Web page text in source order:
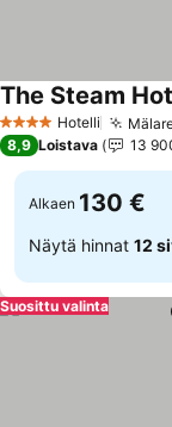
4 Tähtiluokitus
Hotelli
The Steam
8,9 Loistava 13
Alkaen 130 €
Näytä hinnat 12
Suosittu valinta